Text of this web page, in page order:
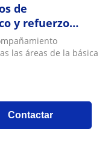
de
y refuerzo
la básica
las áreas de la básica
Contactar